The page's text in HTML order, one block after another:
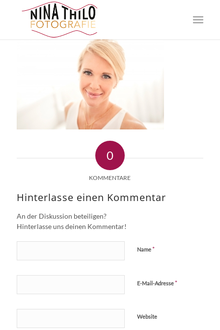
0
KOMMENTARE
Hinterlasse einen Kommentar
An der Diskussion beteiligen?
Hinterlasse uns deinen Kommentar!
Name*
E-Mail-Adresse*
Website